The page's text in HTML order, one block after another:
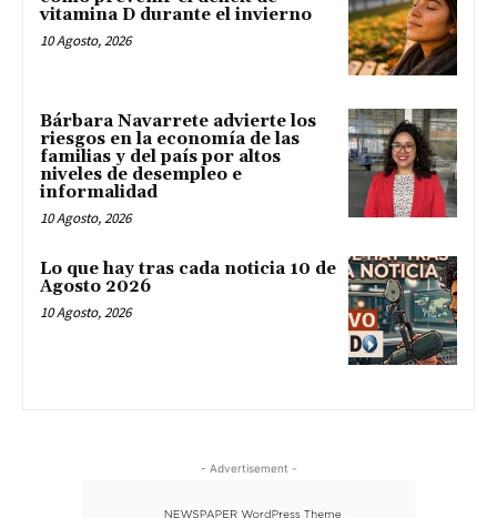
vitamina D durante el invierno
10 Agosto, 2026
Bárbara Navarrete advierte los
riesgos en la economía de las
familias y del país por altos
niveles de desempleo e
informalidad
10 Agosto, 2026
Lo que hay tras cada noticia 10 de
Agosto 2026
10 Agosto, 2026
- Advertisement -